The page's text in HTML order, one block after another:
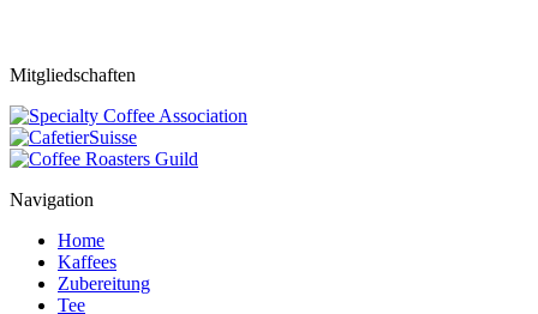
Mitgliedschaften
Navigation
Home
Kaffees
Zubereitung
Tee